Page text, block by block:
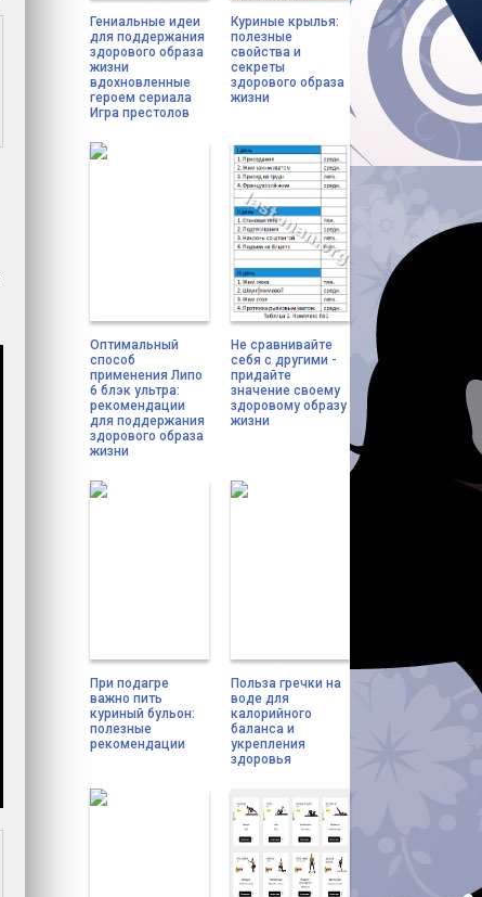
Гениальные идеи
для поддержания
здорового образа
жизни
вдохновленные
героем сериала
Игра престолов
Куриные крылья:
полезные
свойства и
секреты
здорового образа
жизни
Оптимальный
способ
применения Липо
6 блэк ультра:
рекомендации
для поддержания
здорового образа
жизни
Не сравнивайте
себя с другими -
придайте
значение своему
здоровому образу
жизни
При подагре
важно пить
куриный бульон:
полезные
рекомендации
Польза гречки на
воде для
калорийного
баланса и
укрепления
здоровья